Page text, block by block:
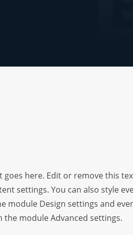
goes here. Edit or remove this
settings. You can also style
module Design settings and
the module Advanced settings.